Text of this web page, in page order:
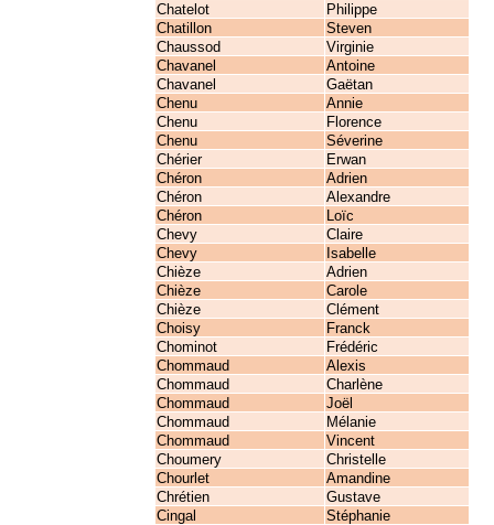
Chatelot
Philippe
Chatillon
Steven
Chaussod
Virginie
Chavanel
Antoine
Chavanel
Gaëtan
Chenu
Annie
Chenu
Florence
Chenu
Séverine
Chérier
Erwan
Chéron
Adrien
Chéron
Alexandre
Chéron
Loïc
Chevy
Claire
Chevy
Isabelle
Chièze
Adrien
Chièze
Carole
Chièze
Clément
Choisy
Franck
Chominot
Frédéric
Chommaud
Alexis
Chommaud
Charlène
Chommaud
Joël
Chommaud
Mélanie
Chommaud
Vincent
Choumery
Christelle
Chourlet
Amandine
Chrétien
Gustave
Cingal
Stéphanie